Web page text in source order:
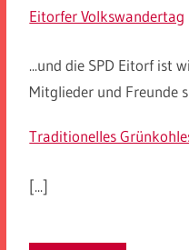
Eitorfer Volkswandertag
...und die SPD Eitorf ist
Mitglieder und Freunde
Traditionelles
[...]